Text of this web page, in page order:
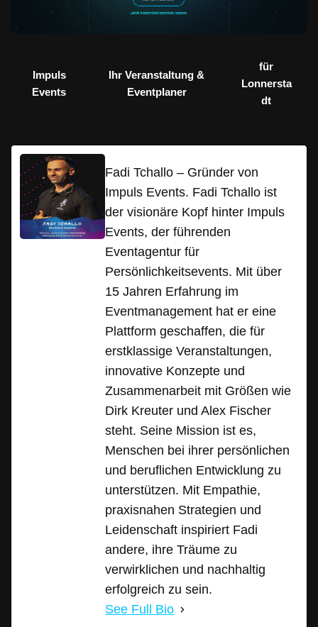
Impuls
Events
Ihr Veranstaltung &
Eventplaner
für
Lonnersta
dt
Fadi Tchallo – Gründer von
Impuls Events. Fadi Tchallo ist
der visionäre Kopf hinter Impuls
Events, der führenden
Eventagentur für
Persönlichkeitsevents. Mit über
15 Jahren Erfahrung im
Eventmanagement hat er eine
Plattform geschaffen, die für
erstklassige Veranstaltungen,
innovative Konzepte und
Zusammenarbeit mit Größen wie
Dirk Kreuter und Alex Fischer
steht. Seine Mission ist es,
Menschen bei ihrer persönlichen
und beruflichen Entwicklung zu
unterstützen. Mit Empathie,
praxisnahen Strategien und
Leidenschaft inspiriert Fadi
andere, ihre Träume zu
verwirklichen und nachhaltig
erfolgreich zu sein.
See Full Bio